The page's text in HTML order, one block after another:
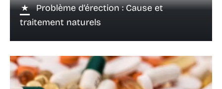
Problème d’érection : Cause et
traitement naturels